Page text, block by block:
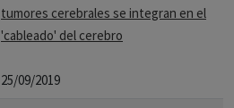
tumores cerebrales se integran en el
'cableado' del cerebro
25/09/2019